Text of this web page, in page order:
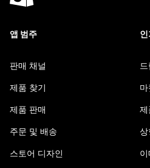
앱 범주
판매 채널
제품 찾기
제품 판매
주문 및 배송
스토어 디자인
제
상